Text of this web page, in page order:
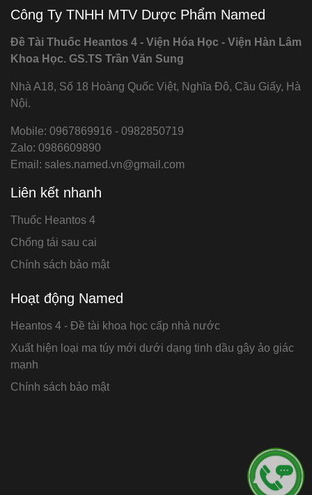
Công Ty TNHH MTV Dược Phẩm Named
Đề Tài Thuốc Heantos 4 - Viện Hóa Học - Viện Hàn Lâm
Khoa Học. GS.TS Trần Văn Sung
Nhà A18, Số 18 Hoàng Quốc Việt, Nghĩa Đô, Cầu Giấy, Hà
Nội.
Mobile: 0967869916 - 0982850719
Zalo: 0986609890
Email: sales.named.vn@gmail.com
Liên kết nhanh
Thuốc Heantos 4
Chống tái sau cai
Chính sách bảo mật
Hoạt động Named
Heantos 4 - Đề tài khoa học cấp nhà nước
Xuất hiện loại ma túy mới dưới dạng tinh dầu gây ảo giác
mạnh
Chính sách bảo mật